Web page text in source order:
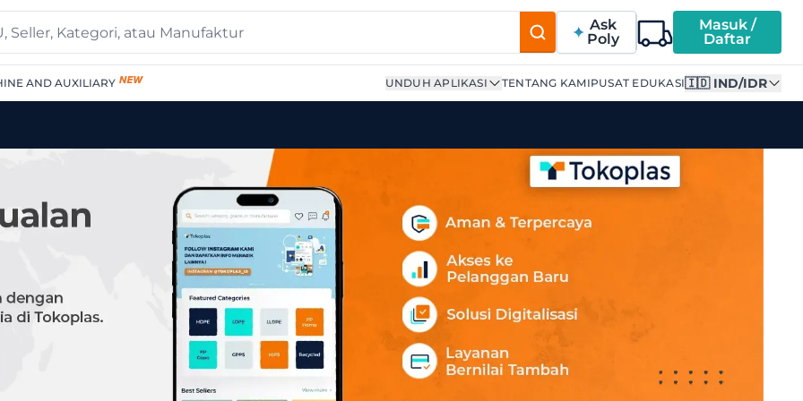
Ask
Poly
Masuk /
Daftar
AND AUXILIARY UNDUH APLIKASI TENTANG KAMIPUSAT EDUKASI🇮🇩 IND/IDR
Terpercaya